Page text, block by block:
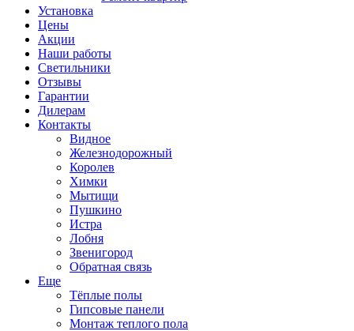
Установка
Цены
Акции
Наши работы
Светильники
Отзывы
Гарантии
Дилерам
Контакты
Видное
Железнодорожный
Королев
Химки
Мытищи
Пушкино
Истра
Лобня
Звенигород
Обратная связь
Еще
Тёплые полы
Гипсовые панели
Монтаж теплого пола